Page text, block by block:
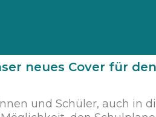
neues Cover für
und Schüler, auch in